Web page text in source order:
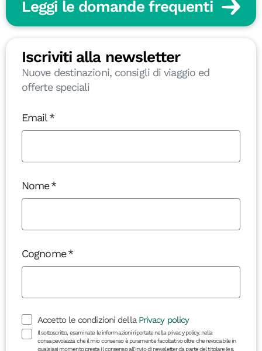
Leggi le domande frequenti
Iscriviti alla newsletter
Nuove destinazioni, consigli di viaggio ed
offerte speciali
Email
Nome
Cognome
Accetto le condizioni della Privacy policy
Il sottoscritto, esaminate le informazioni riportate nella privacy policy, nella
consapevolezza che il mio consenso è puramente facoltativo oltre che revocabile in
qualsiasi momento presta il consenso all’invio di newsletter da parte del titolare (es.